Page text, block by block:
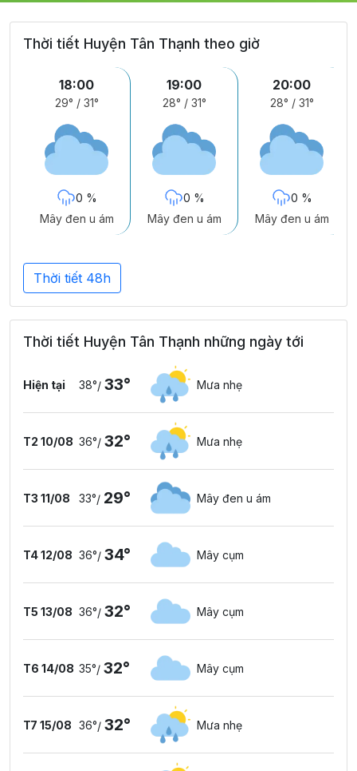
Thời tiết Huyện Tân Thạnh theo giờ
18:00
29° / 31°
0 %
Mây đen u ám
19:00
28° / 31°
0 %
Mây đen u ám
20:00
28° / 31°
0 %
Mây đen u ám
Thời tiết 48h
Thời tiết Huyện Tân Thạnh những ngày tới
Hiện tại 38°/ 33° Mưa nhẹ
T2 10/08 36°/ 32° Mưa nhẹ
T3 11/08 33°/ 29° Mây đen u ám
T4 12/08 36°/ 34° Mây cụm
T5 13/08 36°/ 32° Mây cụm
T6 14/08 35°/ 32° Mây cụm
T7 15/08 36°/ 32° Mưa nhẹ